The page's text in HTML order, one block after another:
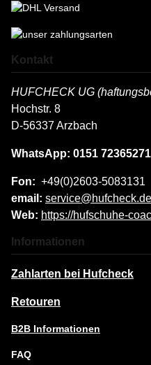
Kontakt
HUFCHECK UG
Hochstr. 8
D-56337 Arzbach
WhatsApp: 0151 72365271
Fon: +49(0)2603-5083131
email: service@hufcheck.de
Web: https://hufschuhe-
Informationen
Zahlarten bei Hufcheck
Retouren
B2B Informationen
FAQ